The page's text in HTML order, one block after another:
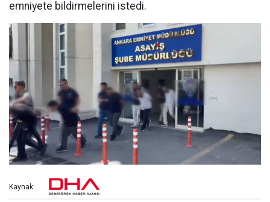
emniyete bildirmelerini istedi.
Kaynak: